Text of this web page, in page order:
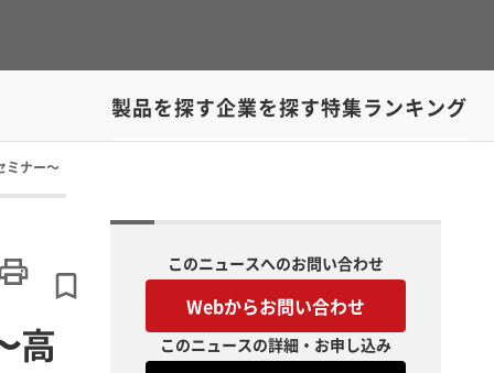
製品を探す企業を探す特集ランキング
ミナー～
高
このニュースへのお問い合わせ
Webからお問い合わせ
このニュースの詳細・お申し込み